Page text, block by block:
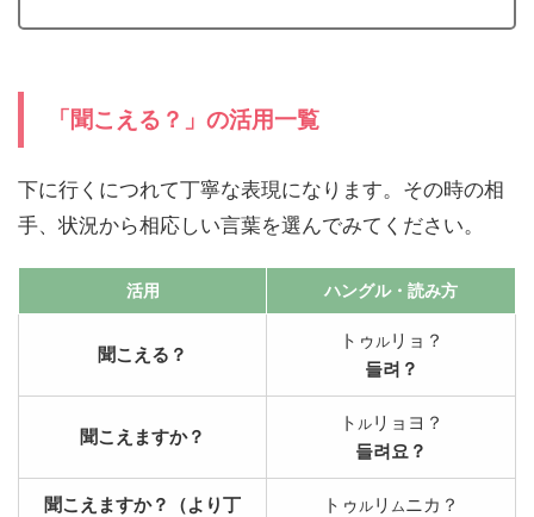
「聞こえる？」の活用一覧
下に行くにつれて丁寧な表現になります。その時の相
手、状況から相応しい言葉を選んでみてください。
活用 ハングル・読み方
聞こえる？
トゥ ルリョ？
들려？
聞こえますか？
ト ルリョヨ？
들려요？
聞こえますか？（より丁
トゥ ル リ ムニカ？